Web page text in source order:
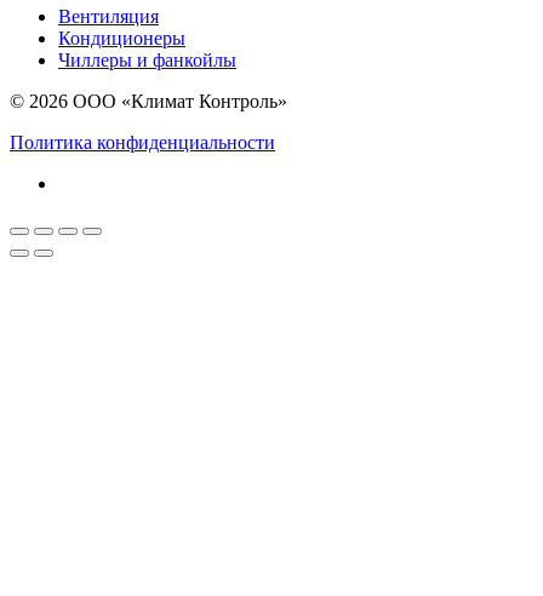
Вентиляция
Кондиционеры
Чиллеры и фанкойлы
© 2026 ООО «Климат Контроль»
Политика конфиденциальности